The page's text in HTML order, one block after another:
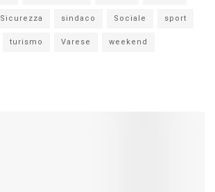
Sicurezza sindaco Sociale sport
turismo Varese weekend